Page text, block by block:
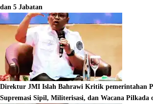
dan 5 Jabatan
Direktur JMI Islah Bahrawi Kritik pemerintahan
Supremasi Sipil, Militerisasi, dan Wacana Pilkada